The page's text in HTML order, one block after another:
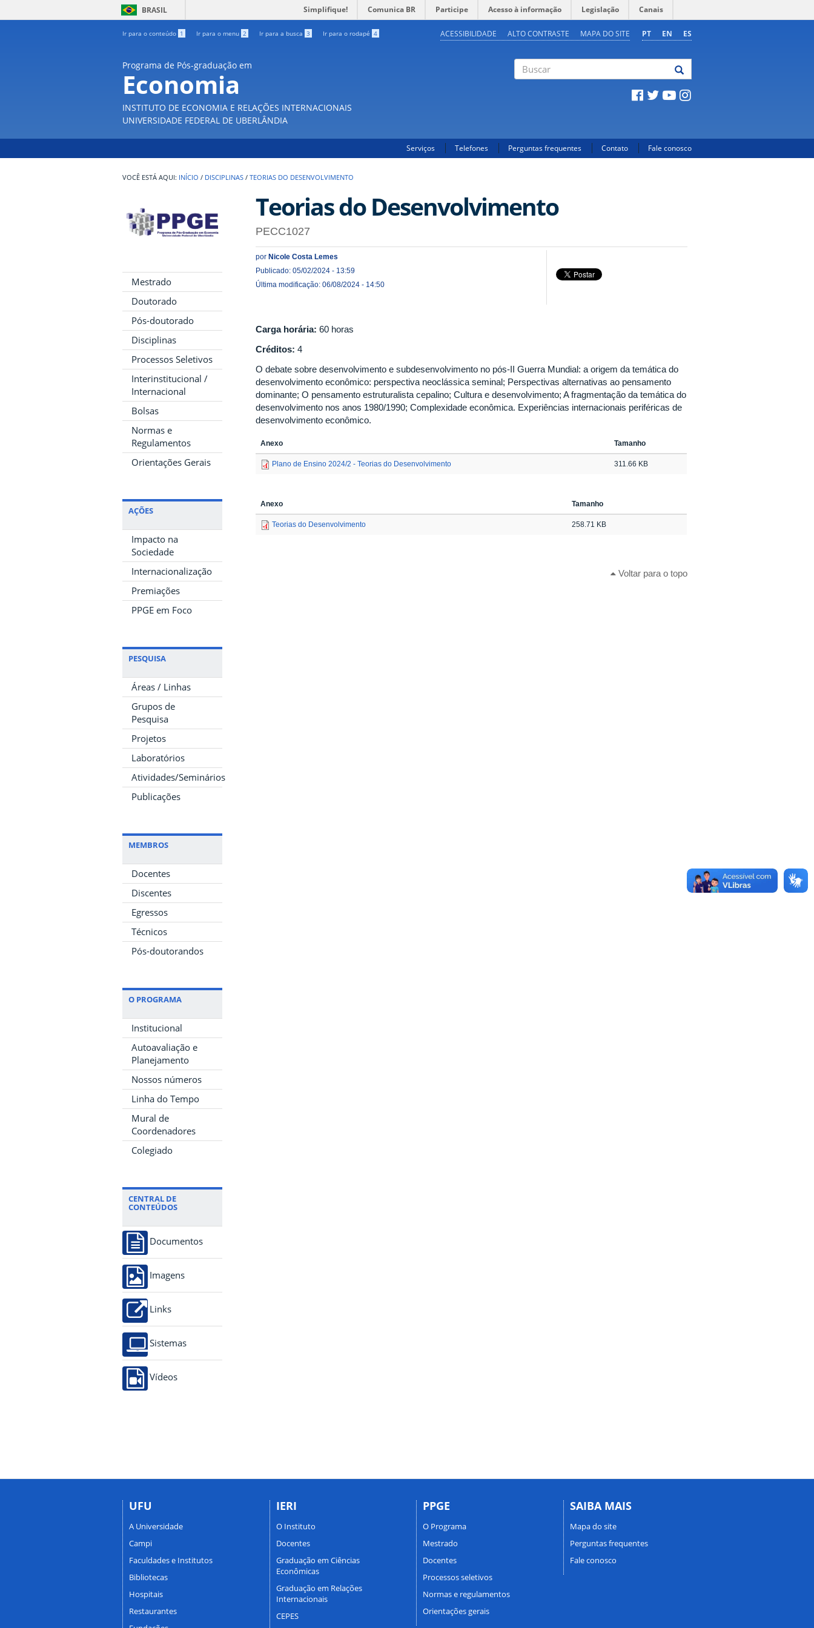
BRASIL Simplifique! Comunica BR Participe Acesso à informação Legislação Canais
Ir para o conteúdo 1 Ir para o menu 2 Ir para a busca 3 Ir para o rodapé 4 PT EN ES
ACESSIBILIDADE ALTO CONTRASTE MAPA DO SITE
Programa de Pós-graduação em
Economia
INSTITUTO DE ECONOMIA E RELAÇÕES INTERNACIONAIS
UNIVERSIDADE FEDERAL DE UBERLÂNDIA
Serviços Telefones Perguntas frequentes Contato Fale conosco
INÍCIO / DISCIPLINAS / TEORIAS DO DESENVOLVIMENTO
Mestrado
Doutorado
Pós-doutorado
Disciplinas
Processos Seletivos
Interinstitucional /
Internacional
Bolsas
Normas e
Regulamentos
Orientações Gerais
AÇÕES
Impacto na
Sociedade
Internacionalização
Premiações
PPGE em Foco
PESQUISA
Áreas / Linhas
Grupos de
Pesquisa
Projetos
Laboratórios
Atividades/Seminários
Publicações
MEMBROS
Docentes
Discentes
Egressos
Técnicos
Pós-doutorandos
O PROGRAMA
Institucional
Autoavaliação e
Planejamento
Nossos números
Linha do Tempo
Mural de
Coordenadores
Colegiado
CENTRAL DE
CONTEÚDOS
Documentos
Imagens
Links
Sistemas
Vídeos
Teorias do Desenvolvimento
PECC1027
por Nicole Costa Lemes
Publicado: 05/02/2024 - 13:59
Última modificação: 06/08/2024 - 14:50
Carga horária: 60 horas
Créditos: 4
O debate sobre desenvolvimento e subdesenvolvimento no pós-II Guerra Mundial: a origem da temática do
desenvolvimento econômico: perspectiva neoclássica seminal; Perspectivas alternativas ao pensamento
dominante; O pensamento estruturalista cepalino; Cultura e desenvolvimento; A fragmentação da temática do
desenvolvimento nos anos 1980/1990; Complexidade econômica. Experiências internacionais periféricas de
desenvolvimento econômico.
Anexo Tamanho
Plano de Ensino 2024/2 - Teorias do Desenvolvimento 311.66 KB
Anexo Tamanho
Teorias do Desenvolvimento 258.71 KB
Voltar para o topo
UFU
A Universidade
Campi
Faculdades e Institutos
Bibliotecas
Hospitais
Restaurantes
IERI
O Instituto
Docentes
Graduação em Ciências
Econômicas
Graduação em Relações
Internacionais
CEPES
PPGE
O Programa
Mestrado
Docentes
Processos seletivos
Normas e regulamentos
Orientações gerais
SAIBA MAIS
Mapa do site
Perguntas frequentes
Fale conosco